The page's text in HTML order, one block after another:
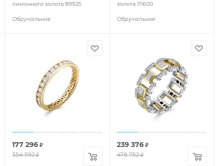
лимонного золота 89925
Обручальное
золота 111600
Обручальное
177 296 ₽
354 592₽
239 376₽
478 752₽